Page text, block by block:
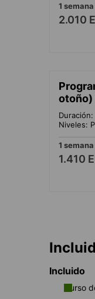
1 semana
2.010
otoño)
Niveles:
1 semana
1.410
Incluido
Curso